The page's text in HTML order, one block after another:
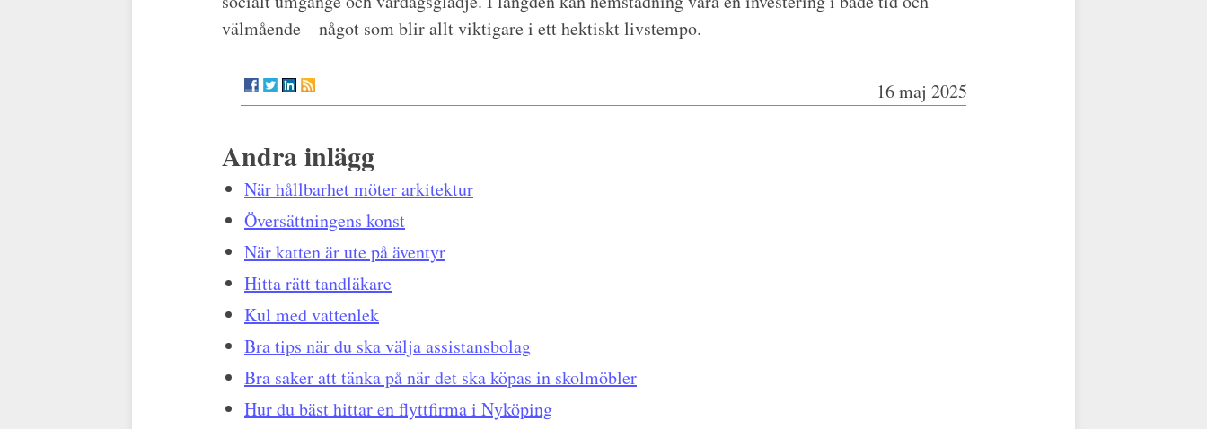
välmående – något som blir allt viktigare i ett hektiskt livstempo.
16 maj 2025
Andra inlägg
När hållbarhet möter arkitektur
Översättningens konst
När katten är ute på äventyr
Hitta rätt tandläkare
Kul med vattenlek
Bra tips när du ska välja assistansbolag
Bra saker att tänka på när det ska köpas in skolmöbler
Hur du bäst hittar en flyttfirma i Nyköping